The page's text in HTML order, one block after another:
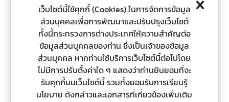
ขนส่งสินค้า ยาเสพติด แรงงานผิดกฎหมาย เครือข่ายส
แกมเมอร์ การลักลอบเผาป่า การลักลอบทำเหมือง และ
กระชับความสัมพันธ์และความร่วมมือกับประเทศเพื่อน
บ้านและมีบทบาทสร้างสรรค์ในการส่งเสริมเสถียรภาพใน
ภูมิภาค
๙.๒ มุ่งสานต่อความพยายามในการแก้ไขสถานการณ์
ไทย-กัมพูชา ด้วยสันติวิธีและกลไกทวิภาคีที่มีอยู่รวมทั้ง
เร่งศึกษาแนวทางการยกเลิกบันทึกความเข้าใจระหว่าง
เว็บไซต์นี้ใช้คุกกี้ (Cookies) ในการจัดการข้อมูล
ส่วนบุคคลเพื่อการพัฒนาและปรับปรุงเว็บไซต์
ทั้งนี้กระทรวงการต่างประเทศให้ความสำคัญต่อ
ข้อมูลส่วนบุคคลของท่าน ซึ่งเป็นเจ้าของข้อมูล
ส่วนบุคคล หากท่านใช้บริการเว็บไซต์นี้ต่อไปโดย
ไม่มีการปรับตั้งค่าใด ๆ แสดงว่าท่านยินยอมที่จะ
รับคุกกี้บนเว็บไซต์นี้ รวมทั้งยอมรับการเรียนรู้
นโยบาย ดังกล่าวและเอกสารที่เกี่ยวข้องเพิ่มเติม